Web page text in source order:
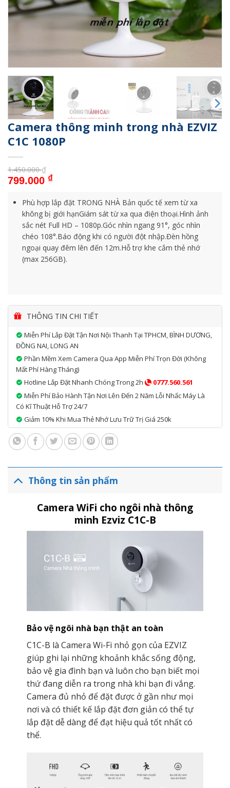
Camera thông minh trong nhà EZVIZ
C1C 1080P
1.450.000₫
Giá gốc là: 1.450.000 ₫.
799.000 ₫Giá hiện tại là: 799.000 ₫.
Phù hợp lắp đặt TRONG NHÀ Bản quốc tế xem từ xa
không bị giới hạnGiám sát từ xa qua điện thoại.Hình ảnh
sắc nét Full HD – 1080p.Góc nhìn ngang 91°, góc nhìn
chéo 108°.Báo động khi có người đột nhập.Đèn hồng
ngoại quay đêm lên đến 12m.Hỗ trợ khe cắm thẻ nhớ
(max 256GB).
THÔNG TIN CHI TIẾT
Miễn Phí Lắp Đặt Tận Nơi Nội Thanh Tại TPHCM, BÌNH DƯƠNG,
ĐỒNG NAI, LONG AN
Phần Mềm Xem Camera Qua App Miễn Phí Trọn Đời (không
Mất Phí Hàng Tháng)
Hotline Lắp Đặt Nhanh Chóng Trong 2h
0777.560.561
Miễn Phí Bảo Hành Tận Nơi Lên Đến 2 Năm Lỗi Nhấc Máy Là
Có Kĩ Thuật Hỗ Trợ 24/7
Giảm 10% Khi Mua Thẻ Nhớ Lưu Trữ Trị Giá 250k
Thông tin sản phẩm
Camera WiFi cho ngôi nhà thông
minh Ezviz C1C-B
Bảo vệ ngôi nhà bạn thật an toàn
C1C-B là Camera Wi-Fi nhỏ gọn của EZVIZ
giúp ghi lại những khoảnh khắc sống động,
bảo vệ gia đình bạn và luôn cho bạn biết mọi
thứ đang diễn ra trong nhà khi bạn đi vắng.
Camera đủ nhỏ để đặt được ở gần như mọi
nơi và có thiết kế lắp đặt đơn giản có thể tự
lắp đặt dễ dàng để đạt hiệu quả tốt nhất có
thể.